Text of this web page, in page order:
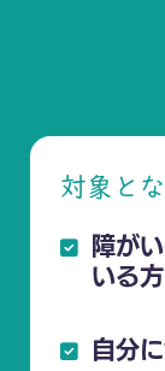
対象と
障が
いる方
自分